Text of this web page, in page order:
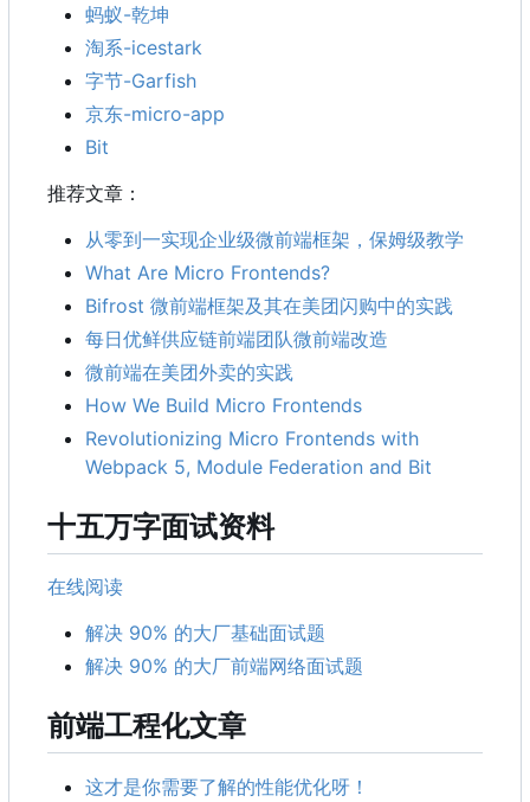
蚂蚁-乾坤
淘系-icestark
字节-Garfish
京东-micro-app
Bit
推荐文章：
从零到一实现企业级微前端框架，保姆级教学
What Are Micro Frontends?
Bifrost 微前端框架及其在美团闪购中的实践
每日优鲜供应链前端团队微前端改造
微前端在美团外卖的实践
How We Build Micro Frontends
Revolutionizing Micro Frontends with
Webpack 5, Module Federation and Bit
十五万字面试资料
在线阅读
解决 90% 的大厂基础面试题
解决 90% 的大厂前端网络面试题
前端工程化文章
这才是你需要了解的性能优化呀！